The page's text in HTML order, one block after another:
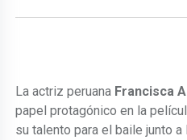
La actriz peruana Francisca
papel protagónico en la
su talento para el baile junto